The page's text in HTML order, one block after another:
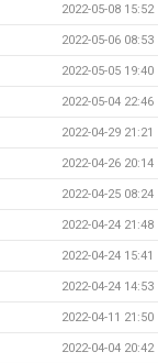
2022-05-08 15:52
2022-05-06 08:53
2022-05-05 19:40
2022-05-04 22:46
2022-04-29 21:21
2022-04-26 20:14
2022-04-25 08:24
2022-04-24 21:48
2022-04-24 15:41
2022-04-24 14:53
2022-04-11 21:50
2022-04-04 20:42